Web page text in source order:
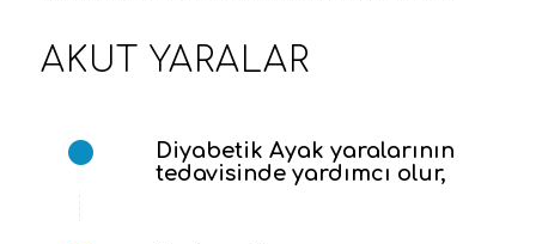
AKUT YARALAR
Diyabetik Ayak yaralarının
tedavisinde yardımcı olur,